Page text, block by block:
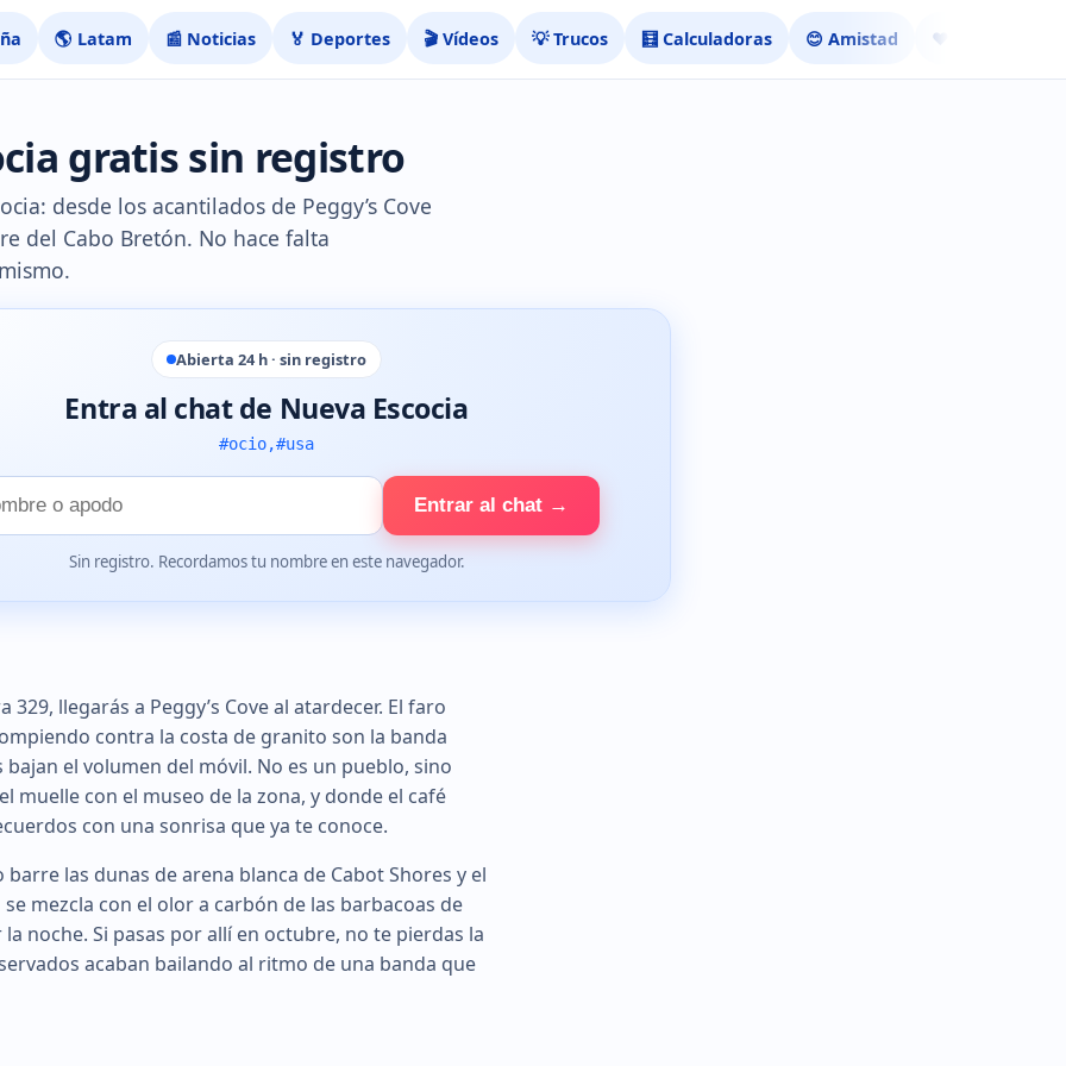
🌎 Latam 📰 Noticias 🏅 Deportes 🎬 Vídeos 💡 Trucos 🧮 Calculadoras 😊 Amistad ❤️ Ligar
gratis sin registro
desde los acantilados de Peggy’s Cove
del Cabo Bretón. No hace falta
Abierta 24 h · sin registro
Entra al chat de Nueva Escocia
#ocio,#usa
Entrar al chat →
Sin registro. Recordamos tu nombre en este navegador.
llegarás a Peggy’s Cove al atardecer. El faro
contra la costa de granito son la banda
el volumen del móvil. No es un pueblo, sino
muelle con el museo de la zona, y donde el café
con una sonrisa que ya te conoce.
las dunas de arena blanca de Cabot Shores y el
mezcla con el olor a carbón de las barbacoas de
noche. Si pasas por allí en octubre, no te pierdas la
acaban bailando al ritmo de una banda que